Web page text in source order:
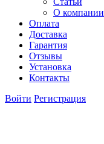
О компании
Оплата
Доставка
Гарантия
Отзывы
Установка
Контакты
Войти Регистрация